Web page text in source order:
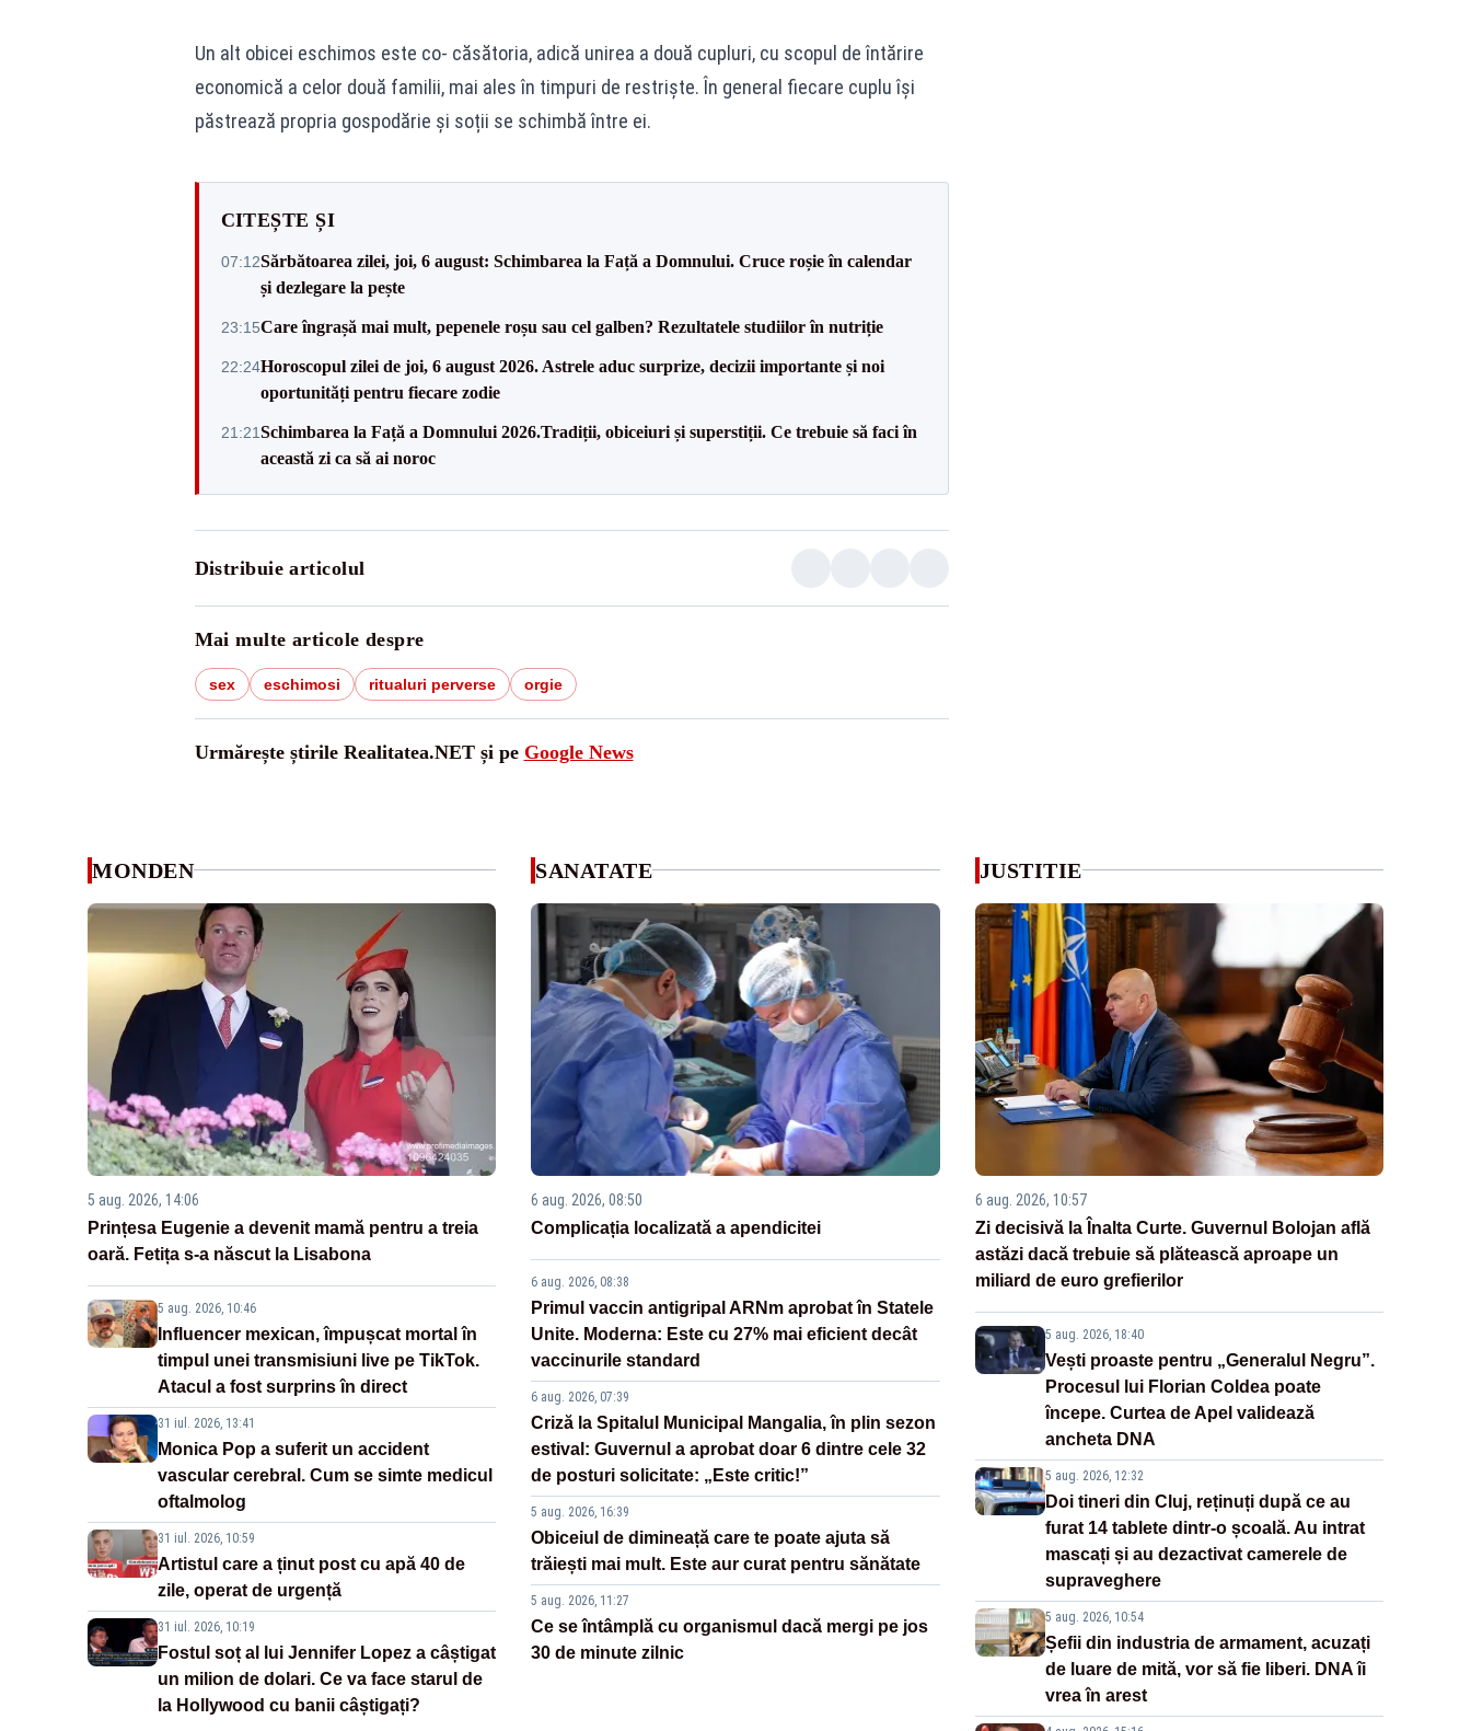
Un alt obicei eschimos este co- căsătoria, adică unirea a două cupluri, cu scopul de întărire
economică a celor două familii, mai ales în timpuri de restriște. În general fiecare cuplu își
păstrează propria gospodărie și soții se schimbă între ei.
CITEȘTE ȘI
07:12Sărbătoarea zilei, joi, 6 august: Schimbarea la Față a Domnului. Cruce roșie în calendar
și dezlegare la pește
23:15Care îngrașă mai mult, pepenele roșu sau cel galben? Rezultatele studiilor în nutriție
22:24Horoscopul zilei de joi, 6 august 2026. Astrele aduc surprize, decizii importante și noi
oportunități pentru fiecare zodie
21:21Schimbarea la Față a Domnului 2026.Tradiții, obiceiuri și superstiții. Ce trebuie să faci în
această zi ca să ai noroc
Distribuie articolul
Mai multe articole despre
sex eschimosi ritualuri perverse orgie
Urmărește știrile Realitatea.NET și pe Google News
MONDEN
5 aug. 2026, 14:06
Prințesa Eugenie a devenit mamă pentru a treia
oară. Fetița s-a născut la Lisabona
5 aug. 2026, 10:46
Influencer mexican, împușcat mortal în
timpul unei transmisiuni live pe TikTok.
Atacul a fost surprins în direct
31 iul. 2026, 13:41
Monica Pop a suferit un accident
vascular cerebral. Cum se simte medicul
oftalmolog
31 iul. 2026, 10:59
Artistul care a ținut post cu apă 40 de
zile, operat de urgență
31 iul. 2026, 10:19
Fostul soț al lui Jennifer Lopez a câștigat
un milion de dolari. Ce va face starul de
la Hollywood cu banii câștigați?
SANATATE
6 aug. 2026, 08:50
Complicația localizată a apendicitei
6 aug. 2026, 08:38
Primul vaccin antigripal ARNm aprobat în Statele
Unite. Moderna: Este cu 27% mai eficient decât
vaccinurile standard
6 aug. 2026, 07:39
Criză la Spitalul Municipal Mangalia, în plin sezon
estival: Guvernul a aprobat doar 6 dintre cele 32
de posturi solicitate: „Este critic!”
5 aug. 2026, 16:39
Obiceiul de dimineață care te poate ajuta să
trăiești mai mult. Este aur curat pentru sănătate
5 aug. 2026, 11:27
Ce se întâmplă cu organismul dacă mergi pe jos
30 de minute zilnic
JUSTITIE
6 aug. 2026, 10:57
Zi decisivă la Înalta Curte. Guvernul Bolojan află
astăzi dacă trebuie să plătească aproape un
miliard de euro grefierilor
5 aug. 2026, 18:40
Vești proaste pentru „Generalul Negru”.
Procesul lui Florian Coldea poate
începe. Curtea de Apel validează
ancheta DNA
5 aug. 2026, 12:32
Doi tineri din Cluj, reținuți după ce au
furat 14 tablete dintr-o școală. Au intrat
mascați și au dezactivat camerele de
supraveghere
5 aug. 2026, 10:54
Șefii din industria de armament, acuzați
de luare de mită, vor să fie liberi. DNA îi
vrea în arest